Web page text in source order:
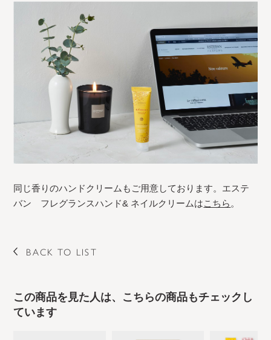
同じ香りのハンドクリームもご用意しております。エステ
バン フレグランスハンド& ネイルクリームはこちら 。
BACK TO LIST
この商品を見た人は、こちらの商品もチェックし
ています